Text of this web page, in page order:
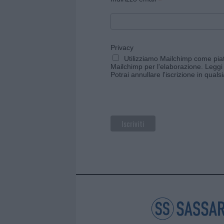
Privacy
Utilizziamo Mailchimp come
Mailchimp per l'elaborazione.
Potrai annullare l'iscrizione in